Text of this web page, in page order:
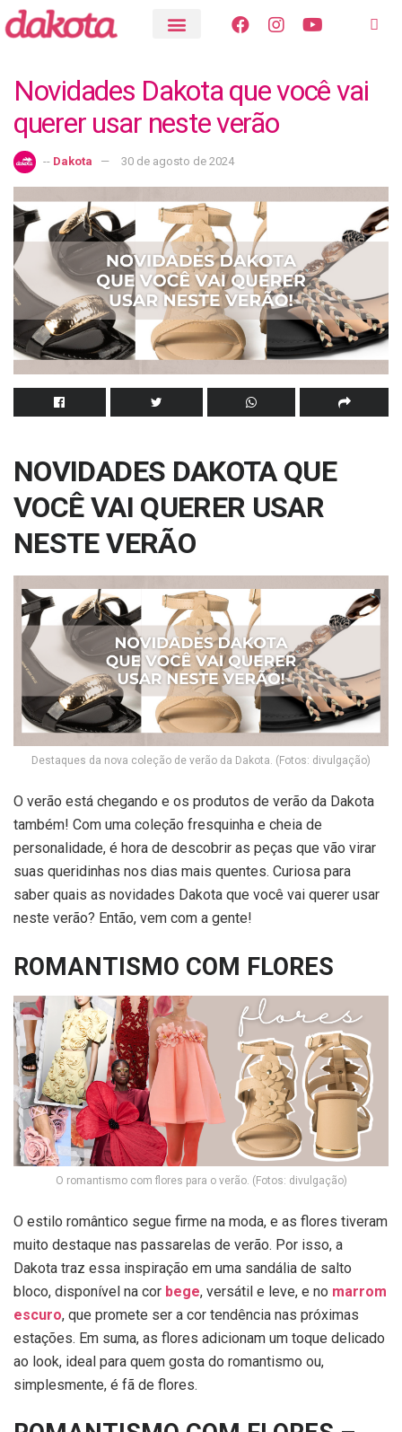
Novidades Dakota que você vai
querer usar neste verão
-- Dakota 30 de agosto de 2024
NOVIDADES DAKOTA QUE
VOCÊ VAI QUERER USAR
NESTE VERÃO
Destaques da nova coleção de verão da Dakota. (Fotos: divulgação)
O verão está chegando e os produtos de verão da Dakota
também! Com uma coleção fresquinha e cheia de
personalidade, é hora de descobrir as peças que vão virar
suas queridinhas nos dias mais quentes. Curiosa para
saber quais as novidades Dakota que você vai querer usar
neste verão? Então, vem com a gente!
ROMANTISMO COM FLORES
O romantismo com flores para o verão. (Fotos: divulgação)
O estilo romântico segue firme na moda, e as flores tiveram
muito destaque nas passarelas de verão. Por isso, a
Dakota traz essa inspiração em uma sandália de salto
bloco, disponível na cor bege, versátil e leve, e no marrom
escuro, que promete ser a cor tendência nas próximas
estações. Em suma, as flores adicionam um toque delicado
ao look, ideal para quem gosta do romantismo ou,
simplesmente, é fã de flores.